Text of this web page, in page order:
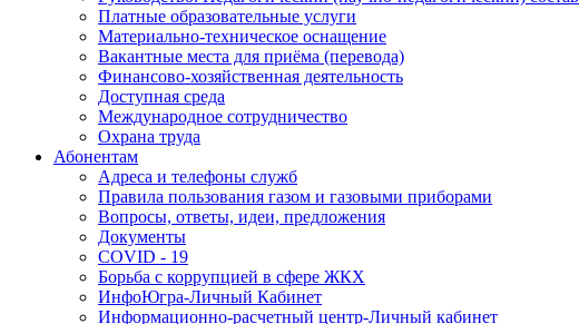
Платные образовательные услуги
Материально-техническое оснащение
Вакантные места для приёма (перевода)
Финансово-хозяйственная деятельность
Доступная среда
Международное сотрудничество
Охрана труда
Абонентам
Адреса и телефоны служб
Правила пользования газом и газовыми приборами
Вопросы, ответы, идеи, предложения
Документы
COVID - 19
Борьба с коррупцией в сфере ЖКХ
ИнфоЮгра-Личный Кабинет
Информационно-расчетный центр-Личный кабинет